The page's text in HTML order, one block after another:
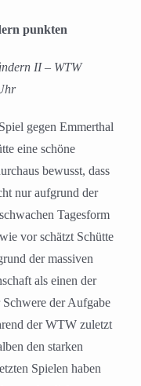
punkten
II – WTW
gegen Emmerthal
eine schöne
bewusst, dass
nur aufgrund der
Tagesform
vor schätzt Schütte
der massiven
als einen der
der Aufgabe
der WTW zuletzt
den starken
Spielen haben